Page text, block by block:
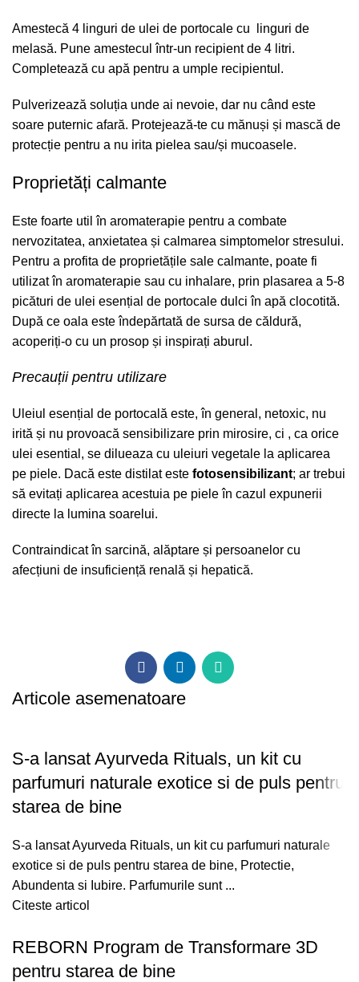
Amestecă 4 linguri de ulei de portocale cu linguri de
melasă. Pune amestecul într-un recipient de 4 litri.
Completează cu apă pentru a umple recipientul.
Pulverizează soluția unde ai nevoie, dar nu când este
soare puternic afară. Protejează-te cu mănuși și mască de
protecție pentru a nu irita pielea sau/și mucoasele.
Proprietăți calmante
Este foarte util în aromaterapie pentru a combate
nervozitatea, anxietatea și calmarea simptomelor stresului.
Pentru a profita de proprietățile sale calmante, poate fi
utilizat în aromaterapie sau cu inhalare, prin plasarea a 5-8
picături de ulei esențial de portocale dulci în apă clocotită.
După ce oala este îndepărtată de sursa de căldură,
acoperiți-o cu un prosop și inspirați aburul.
Precauții pentru utilizare
Uleiul esențial de portocală este, în general, netoxic, nu
irită și nu provoacă sensibilizare prin mirosire, ci , ca orice
ulei esential, se dilueaza cu uleiuri vegetale la aplicarea
pe piele. Dacă este distilat este fotosensibilizant; ar trebui
să evitați aplicarea acestuia pe piele în cazul expunerii
directe la lumina soarelui.
Contraindicat în sarcină, alăptare și persoanelor cu
afecțiuni de insuficiență renală și hepatică.
Articole asemenatoare
S-a lansat Ayurveda Rituals, un kit cu
parfumuri naturale exotice si de puls pentru
starea de bine
S-a lansat Ayurveda Rituals, un kit cu parfumuri naturale
exotice si de puls pentru starea de bine, Protectie,
Abundenta si Iubire. Parfumurile sunt ...
Citeste articol
REBORN Program de Transformare 3D
pentru starea de bine